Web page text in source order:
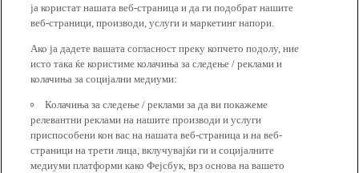
ја користат нашата веб-страница и да ги подобрат нашите
веб-страници, производи, услуги и маркетинг напори.
Ако ја дадете вашата согласност преку копчето подолу, ние
исто така ќе користиме колачиња за следење / реклами и
колачиња за социјални медиуми:
Колачиња за следење / реклами за да ви покажеме
релевантни реклами на нашите производи и услуги
приспособени кон вас на нашата веб-страница и на веб-
страници на трети лица, вклучувајќи ги и социјалните
медиуми платформи како Фејсбук, врз основа на вашето